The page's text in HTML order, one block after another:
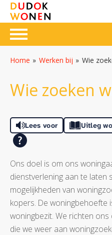
Naar de homepage
Ga naar Hoofd
Home Werken bij Wie
Wie zoeken
Lees voor Uitleg
Ons doel is om ons
dienstverlening aan te laten
mogelijkheden van
kopers. De woningbehoefte
woningbezit. We richten
die we weer aan